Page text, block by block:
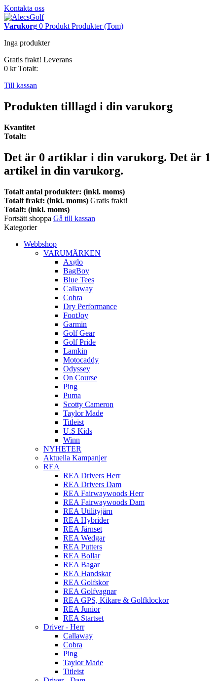
Kontakta oss
Varukorg 0 Produkt Produkter (Tom)
Inga produkter
Gratis frakt! Leverans
0 kr Totalt:
Till kassan
Produkten tilllagd i din varukorg
Kvantitet
Totalt:
Det är 0 artiklar i din varukorg. Det är 1
artikel in din varukorg.
Totalt antal produkter: (inkl. moms)
Totalt frakt: (inkl. moms) Gratis frakt!
Totalt: (inkl. moms)
Fortsätt shoppa Gå till kassan
Kategorier
Webbshop
VARUMÄRKEN
Axglo
BagBoy
Blue Tees
Callaway
Cobra
Dry Performance
FootJoy
Garmin
Golf Gear
Golf Pride
Lamkin
Motocaddy
Odyssey
On Course
Ping
Puma
Scotty Cameron
Taylor Made
Titleist
U.S Kids
Winn
NYHETER
Aktuella Kampanjer
REA
REA Drivers Herr
REA Drivers Dam
REA Fairwaywoods Herr
REA Fairwaywoods Dam
REA Utilityjärn
REA Hybrider
REA Järnset
REA Wedgar
REA Putters
REA Bollar
REA Bagar
REA Handskar
REA Golfskor
REA Golfvagnar
REA GPS, Kikare & Golfklockor
REA Junior
REA Startset
Driver - Herr
Callaway
Cobra
Ping
Taylor Made
Titleist